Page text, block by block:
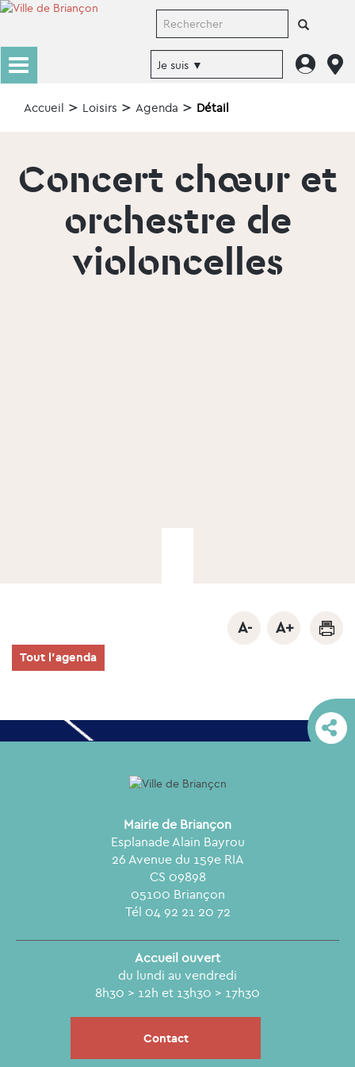
Accueil Loisirs Agenda Détail
Concert chœur et
orchestre de
violoncelles
Tout l'agenda
Mairie de Briançon
Esplanade Alain Bayrou
26 Avenue du 159e RIA
CS 09898
05100 Briançon
Tél 04 92 21 20 72
Accueil ouvert
du lundi au vendredi
8h30 > 12h et 13h30 > 17h30
Contact